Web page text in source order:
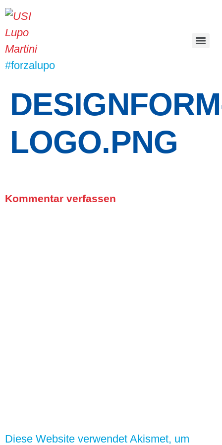
#forzalupo
LOGO.PNG
Kommentar verfassen
Diese Website verwendet Akismet, um